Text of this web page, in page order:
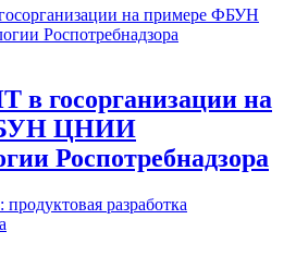
в госорганизации на
ЦНИИ
Роспотребнадзора